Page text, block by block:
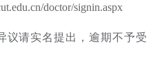
doctor/signin.aspx
议请实名提出，逾期不予受